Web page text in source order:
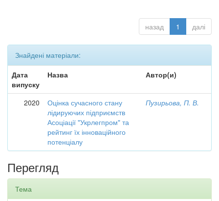
назад 1 далі
Знайдені матеріали:
Дата
випуску
Назва Автор(и)
2020
Оцінка сучасного стану
лідируючих підприємств
Асоціації "Укрлегпром" та
рейтинг їх інноваційного
потенціалу
Пузирьова, П. В.
Перегляд
Тема